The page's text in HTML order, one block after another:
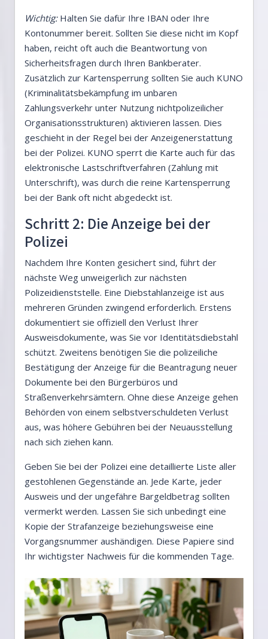
Wichtig:Halten Sie dafür Ihre IBAN oder Ihre
Kontonummer bereit. Sollten Sie diese nicht im Kopf
haben, reicht oft auch die Beantwortung von
Sicherheitsfragen durch Ihren Bankberater.
Zusätzlich zur Kartensperrung sollten Sie auch KUNO
(Kriminalitätsbekämpfung im unbaren
Zahlungsverkehr unter Nutzung nichtpolizeilicher
Organisationsstrukturen) aktivieren lassen. Dies
geschieht in der Regel bei der Anzeigenerstattung
bei der Polizei. KUNO sperrt die Karte auch für das
elektronische Lastschriftverfahren (Zahlung mit
Unterschrift), was durch die reine Kartensperrung
bei der Bank oft nicht abgedeckt ist.
Schritt 2: Die Anzeige bei der
Polizei
Nachdem Ihre Konten gesichert sind, führt der
nächste Weg unweigerlich zur nächsten
Polizeidienststelle. Eine Diebstahlanzeige ist aus
mehreren Gründen zwingend erforderlich. Erstens
dokumentiert sie offiziell den Verlust Ihrer
Ausweisdokumente, was Sie vor Identitätsdiebstahl
schützt. Zweitens benötigen Sie die polizeiliche
Bestätigung der Anzeige für die Beantragung neuer
Dokumente bei den Bürgerbüros und
Straßenverkehrsämtern. Ohne diese Anzeige gehen
Behörden von einem selbstverschuldeten Verlust
aus, was höhere Gebühren bei der Neuausstellung
nach sich ziehen kann.
Geben Sie bei der Polizei eine detaillierte Liste aller
gestohlenen Gegenstände an. Jede Karte, jeder
Ausweis und der ungefähre Bargeldbetrag sollten
vermerkt werden. Lassen Sie sich unbedingt eine
Kopie der Strafanzeige beziehungsweise eine
Vorgangsnummer aushändigen. Diese Papiere sind
Ihr wichtigster Nachweis für die kommenden Tage.